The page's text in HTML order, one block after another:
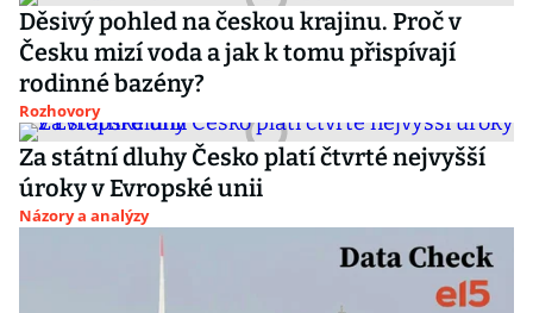
Děsivý pohled na českou krajinu. Proč v
Česku mizí voda a jak k tomu přispívají
rodinné bazény?
Rozhovory
Za státní dluhy Česko platí čtvrté nejvyšší
úroky v Evropské unii
Názory a analýzy